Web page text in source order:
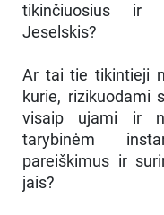
tikinčiuosius ir
Jeselskis?
Ar tai tie tikintieji
kurie, rizikuodami
visaip ujami ir
tarybinėm
pareiškimus ir
jais?